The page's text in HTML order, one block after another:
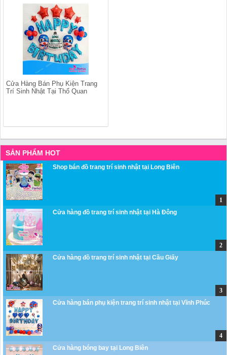
Cửa Hàng Bán Phụ Kiện Trang
Trí Sinh Nhật Tại Thổ Quan
SẢN PHẨM HOT
Shop bán đồ trang trí sinh nhật tại Long Biên
Cửa hàng đồ trang trí sinh nhật tại Hà Đông
Cửa hàng đồ trang trí sinh nhật tại Cầu Giấy
Cửa hàng bán phụ kiện trang trí sinh nhật tại Vĩnh Phúc
Cửa hàng bóng bay tại Long Biên